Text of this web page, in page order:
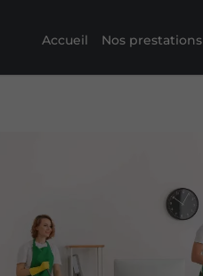
Accueil Nos prestations